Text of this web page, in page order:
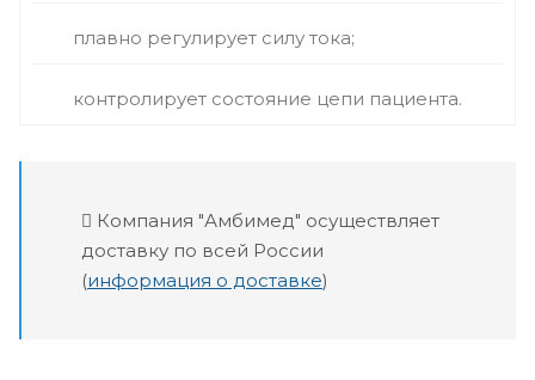
плавно регулирует силу тока;
контролирует состояние цепи пациента.
Компания "Амбимед" осуществляет
доставку по всей России
(информация о доставке)